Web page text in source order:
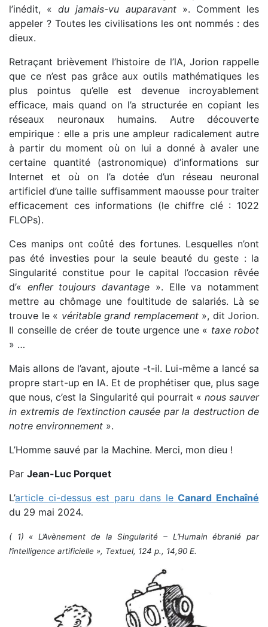
l’inédit, «du jamais-vu auparavant». Comment les
appeler ? Toutes les civilisations les ont nommés : des
dieux.
Retraçant brièvement l’histoire de l’lA, Jorion rappelle
que ce n’est pas grâce aux outils mathématiques les
plus pointus qu’elle est devenue incroyablement
efficace, mais quand on l’a structurée en copiant les
réseaux neuronaux humains. Autre découverte
empirique : elle a pris une ampleur radicalement autre
à partir du moment où on lui a donné à avaler une
certaine quantité (astronomique) d’informations sur
Internet et où on l’a dotée d’un réseau neuronal
artificiel d’une taille suffisamment maousse pour traiter
efficacement ces informations (le chiffre clé : 1022
FLOPs).
Ces manips ont coûté des fortunes. Lesquelles n’ont
pas été investies pour la seule beauté du geste : la
Singularité constitue pour le capital l’occasion rêvée
d’« enfler toujours davantage ». Elle va notamment
mettre au chômage une foultitude de salariés. Là se
trouve le « véritable grand remplacement», dit Jorion.
Il conseille de créer de toute urgence une « taxe robot
» …
Mais allons de l’avant, ajoute -t-il. Lui-même a lancé sa
propre start-up en IA. Et de prophétiser que, plus sage
que nous, c’est la Singularité qui pourrait « nous sauver
in extremis de l’extinction causée par la destruction de
notre environnement ».
L’Homme sauvé par la Machine. Merci, mon dieu !
Par Jean-Luc Porquet
L’article ci-dessus est paru dans leCanard Enchaîné
du 29 mai 2024.
( 1) « L’Avènement de la Singularité – L’Humain ébranlé par
l’intelligence artificielle », Textuel, 124 p., 14,90 E.